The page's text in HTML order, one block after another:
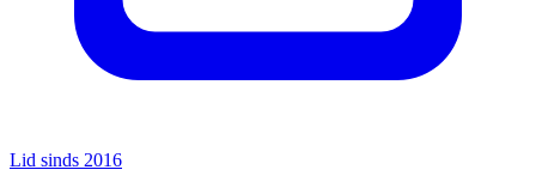
Lid sinds 2016